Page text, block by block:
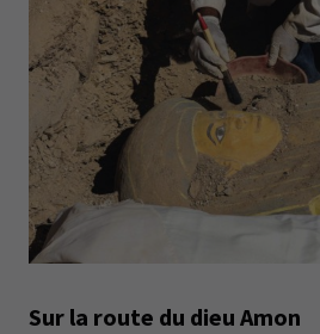
Sur la route du dieu Amon